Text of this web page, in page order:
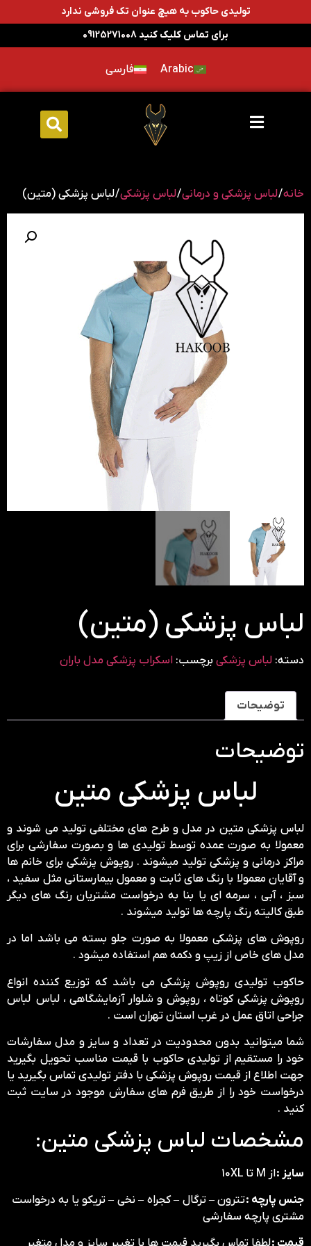
تولیدی حاکوب به هیچ عنوان تک فروشی ندارد
برای تماس کلیک کنید 09125271008
Arabic فارسی
خانه/لباس پزشکی و درمانی/لباس پزشکی/ لباس پزشکی (متین)
لباس پزشکی (متین)
دسته: لباس پزشکی برچسب: اسکراب پزشکی مدل باران
توضیحات
توضیحات
لباس پزشکی متین
لباس پزشکی متین در مدل و طرح های مختلفی تولید می شوند و
معمولا به صورت عمده توسط تولیدی ها و بصورت سفارشی برای
مراکز درمانی و پزشکی تولید میشوند . روپوش پزشکی برای خانم ها
و آقایان معمولا با رنگ های ثابت و معمول بیمارستانی مثل سفید ،
سبز ، آبی ، سرمه ای یا بنا به درخواست مشتریان رنگ های دیگر
طبق کالیته رنگ پارچه ها تولید میشوند .
روپوش های پزشکی معمولا به صورت جلو بسته می باشد اما در
مدل های خاص از زیپ و دکمه هم استفاده میشود .
حاکوب تولیدی روپوش پزشکی می باشد که توزیع کننده انواع
روپوش پزشکی کوتاه ، روپوش و شلوار آزمایشگاهی ، لباس لباس
جراحی اتاق عمل در غرب استان تهران است .
شما میتوانید بدون محدودیت در تعداد و سایز و مدل سفارشات
خود را مستقیم از تولیدی حاکوب با قیمت مناسب تحویل بگیرید
جهت اطلاع از قیمت روپوش پزشکی با دفتر تولیدی تماس بگیرید یا
درخواست خود را از طریق فرم های سفارش موجود در سایت ثبت
کنید .
مشخصات لباس پزشکی متین:
سایز :از M تا 10XL
جنس پارچه :تترون – ترگال – کجراه – نخی – تریکو یا به درخواست
مشتری پارچه سفارشی